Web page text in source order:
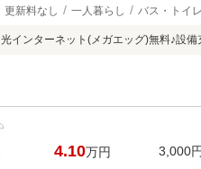
更新料なし 一人暮らし バス・トイ
光インターネット(メガエッグ)無料♪設備
4.10万円 3,000円